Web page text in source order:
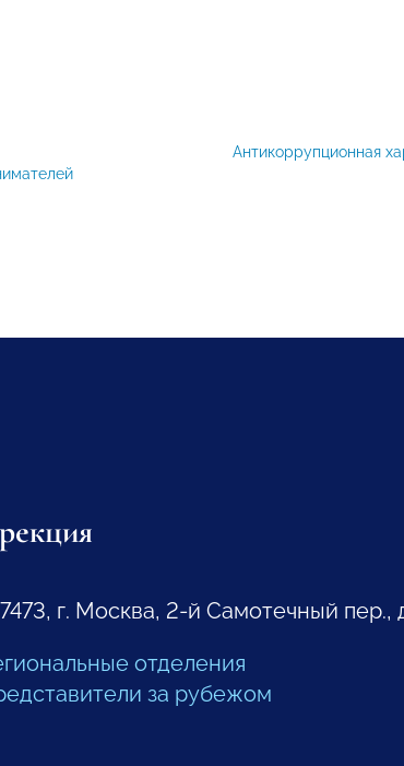
Антикоррупционная
г. Москва, 2-й Самотечный пер.,
отделения
за рубежом